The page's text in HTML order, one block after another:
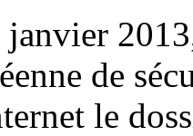
de
le